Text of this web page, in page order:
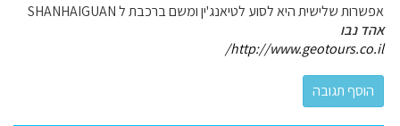
אפשרות שלישית היא לסוע לטיאנג'ין ומשם ברכבת ל SHANHAIGUAN
אהד נבו
http://www.geotours.co.il/